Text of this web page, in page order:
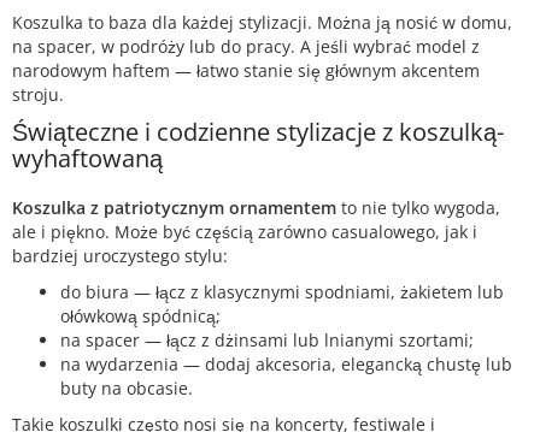
Koszulka to baza dla każdej stylizacji. Można ją nosić w domu,
na spacer, w podróży lub do pracy. A jeśli wybrać model z
narodowym haftem — łatwo stanie się głównym akcentem
stroju.
Świąteczne i codzienne stylizacje z koszulką-
wyhaftowaną
Koszulka z patriotycznym ornamentem to nie tylko wygoda,
ale i piękno. Może być częścią zarówno casualowego, jak i
bardziej uroczystego stylu:
do biura — łącz z klasycznymi spodniami, żakietem lub
ołówkową spódnicą;
na spacer — łącz z dżinsami lub lnianymi szortami;
na wydarzenia — dodaj akcesoria, elegancką chustę lub
buty na obcasie.
Takie koszulki często nosi się na koncerty, festiwale i